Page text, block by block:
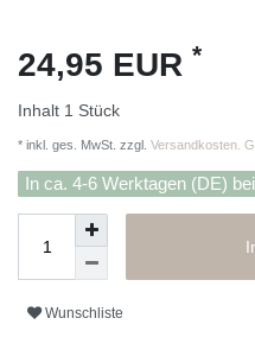
24,95 EUR *
Inhalt 1 Stück
* inkl. ges. MwSt. zzgl. Versandkosten.
In ca. 4-6 Werktagen (DE)
Wunschliste